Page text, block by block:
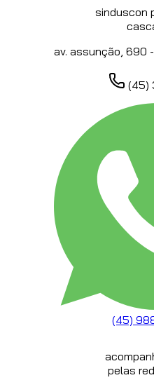
sinduscon
av. assunção,
(45)
(45)
pelas